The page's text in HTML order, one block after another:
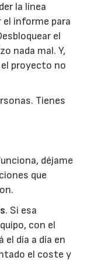
la línea
el informe para
el
nada mal. Y,
proyecto no
Tienes
déjame
que
. Si esa
con el
día a día en
el coste y